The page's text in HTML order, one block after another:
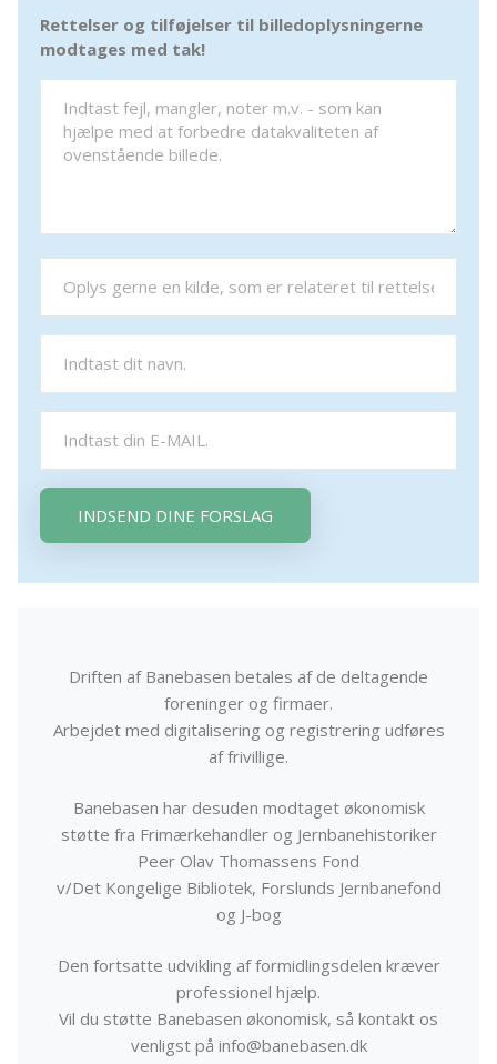
Rettelser og tilføjelser til billedoplysningerne
modtages med tak!
INDSEND DINE FORSLAG
Driften af Banebasen betales af de deltagende
foreninger og firmaer.
Arbejdet med digitalisering og registrering udføres
af frivillige.
Banebasen har desuden modtaget økonomisk
støtte fra Frimærkehandler og Jernbanehistoriker
Peer Olav Thomassens Fond
v/Det Kongelige Bibliotek, Forslunds Jernbanefond
og J-bog
Den fortsatte udvikling af formidlingsdelen kræver
professionel hjælp.
Vil du støtte Banebasen økonomisk, så kontakt os
venligst på info@banebasen.dk